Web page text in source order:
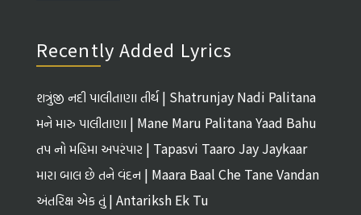
Recently Added Lyrics
શત્રુંજી નદી પાલીતાણા તીર્થ | Shatrunjay Nadi Palitana
Tirth
મને મારુ પાલીતાણા | Mane Maru Palitana Yaad Bahu
તપ નો મહિમા અપરંપાર | Tapasvi Taaro Jay Jaykaar
મારા બાલ છે તને વંદન | Maara Baal Che Tane Vandan
અંતરિક્ષ એક તું | Antariksh Ek Tu